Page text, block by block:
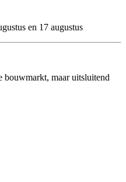
en 17 augustus
maar uitsluitend